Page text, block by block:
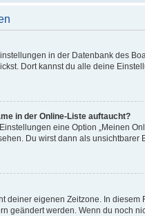
in der Datenbank des
Dort kannst du alle deine
in der Online-Liste auftaucht?
eine Option „Meinen
Du wirst dann als unsichtbarer
deiner eigenen Zeitzone. In
geändert werden. Wenn du noch